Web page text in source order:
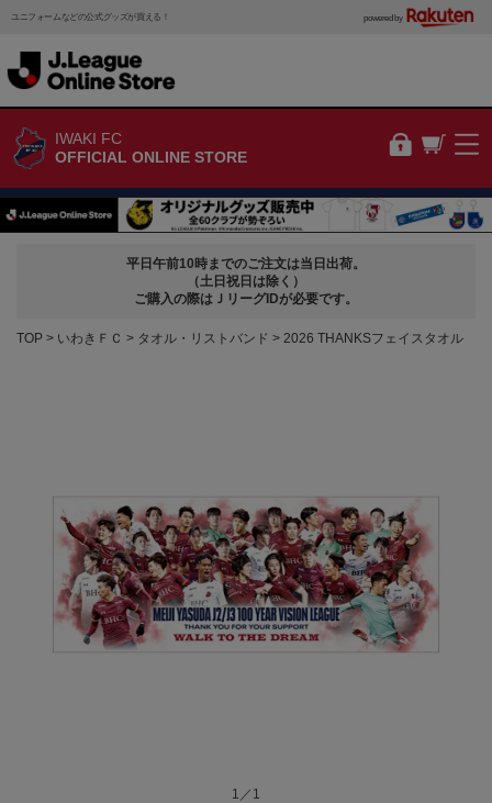
ユニフォームなどの公式グッズが買える！ powered by
IWAKI FC
OFFICIAL ONLINE STORE
平日午前10時までのご注文は当日出荷。
（土日祝日は除く）
ご購入の際はＪリーグIDが必要です。
TOP いわきＦＣ タオル・リストバンド 2026 THANKSフェイスタオル
1／1